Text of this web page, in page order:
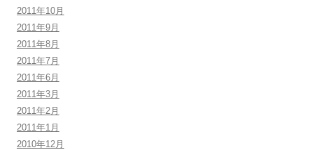
2011年10月
2011年9月
2011年8月
2011年7月
2011年6月
2011年3月
2011年2月
2011年1月
2010年12月